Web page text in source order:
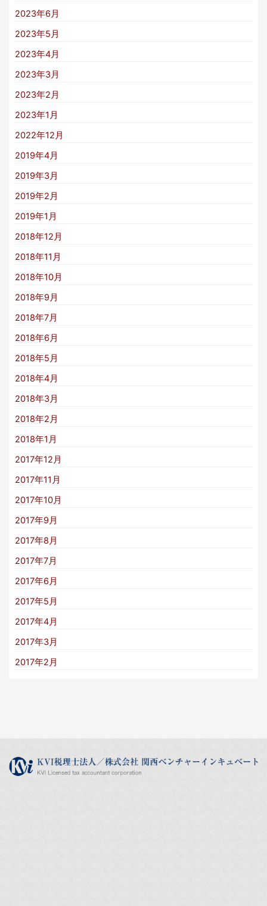
2023年6月
2023年5月
2023年4月
2023年3月
2023年2月
2023年1月
2022年12月
2019年4月
2019年3月
2019年2月
2019年1月
2018年12月
2018年11月
2018年10月
2018年9月
2018年7月
2018年6月
2018年5月
2018年4月
2018年3月
2018年2月
2018年1月
2017年12月
2017年11月
2017年10月
2017年9月
2017年8月
2017年7月
2017年6月
2017年5月
2017年4月
2017年3月
2017年2月